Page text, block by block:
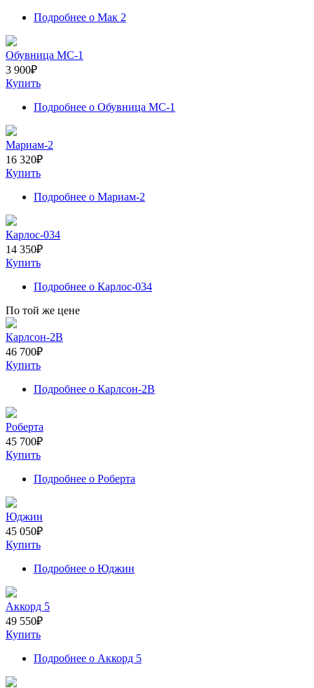
Подробнее о Мак 2
Обувница МС-1
3 900₽
Купить
Подробнее о Обувница МС-1
Мариам-2
16 320₽
Купить
Подробнее о Мариам-2
Карлос-034
14 350₽
Купить
Подробнее о Карлос-034
По той же цене
Карлсон-2В
46 700₽
Купить
Подробнее о Карлсон-2В
Роберта
45 700₽
Купить
Подробнее о Роберта
Юджин
45 050₽
Купить
Подробнее о Юджин
Аккорд 5
49 550₽
Купить
Подробнее о Аккорд 5